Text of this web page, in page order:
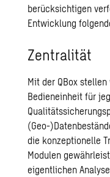
berücksichtigen
Entwicklung
Zentralität
Mit der QBox
Bedieneinheit für
(Geo-
die konzeptionelle
Modulen
eigentlichen